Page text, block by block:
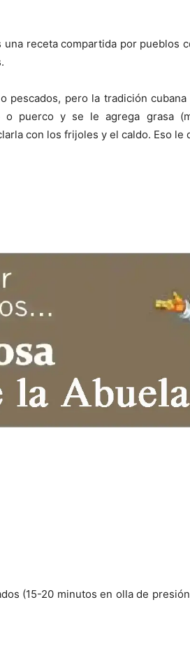
receta compartida por pueblos
pescados, pero la tradición cubana
o puerco y se le agrega grasa
con los frijoles y el caldo. Eso le
(15-20 minutos en olla de